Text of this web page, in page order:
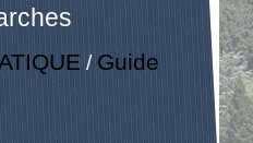
/ Guide